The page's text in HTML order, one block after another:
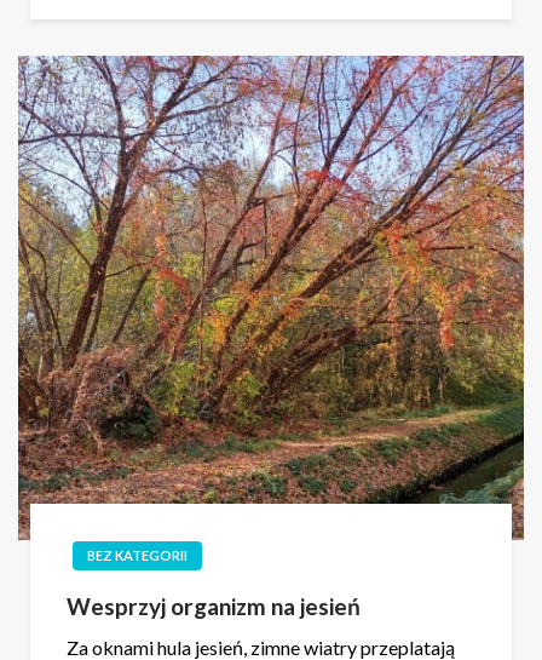
BEZ KATEGORII
Wesprzyj organizm na jesień
Za oknami hula jesień, zimne wiatry przeplatają